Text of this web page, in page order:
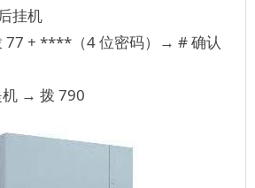
挂机
77 + ****（4 位密码）→ # 确认
机 → 拨 790